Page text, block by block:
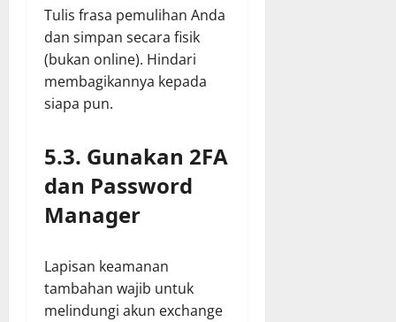
Tulis frasa pemulihan Anda
dan simpan secara fisik
(bukan online). Hindari
membagikannya kepada
siapa pun.
5.3. Gunakan 2FA
dan Password
Manager
Lapisan keamanan
tambahan wajib untuk
melindungi akun exchange